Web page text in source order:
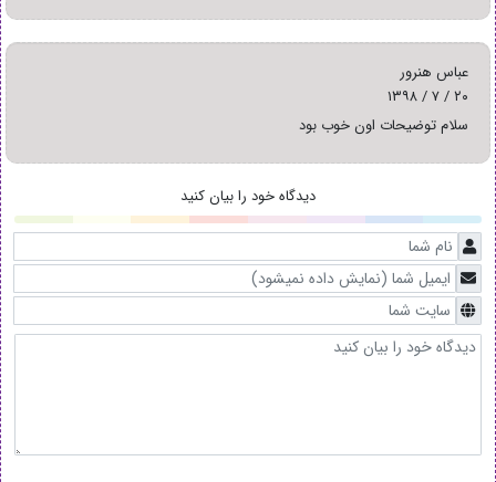
عباس هنرور
۲۰ / ۷ / ۱۳۹۸
سلام توضیحات اون خوب بود
دیدگاه خود را بیان کنید